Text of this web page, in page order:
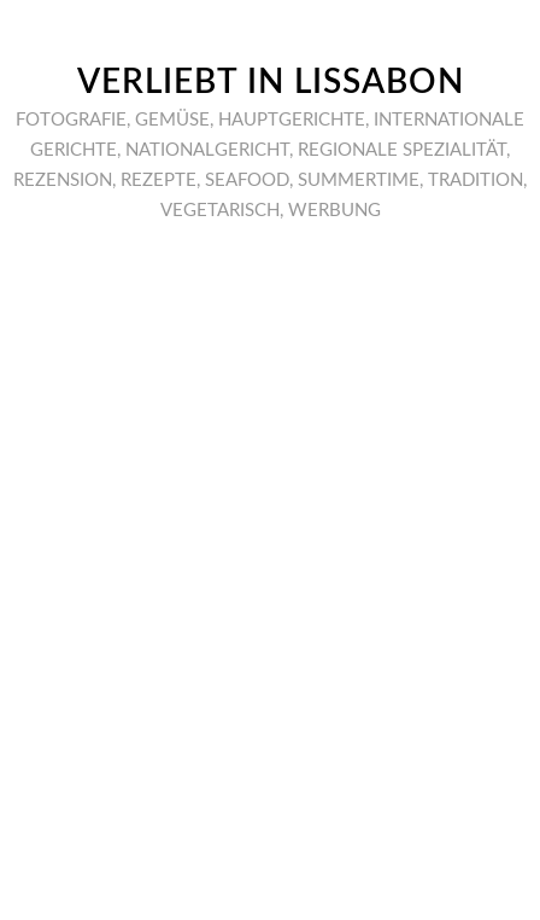
VERLIEBT IN LISSABON
FOTOGRAFIE, GEMÜSE, HAUPTGERICHTE,
INTERNATIONALE
GERICHTE, NATIONALGERICHT , REGIONALE SPEZIALITÄT ,
REZENSION , REZEPTE, SEAFOOD, SUMMERTIME, TRADITION ,
VEGETARISCH , WERBUNG